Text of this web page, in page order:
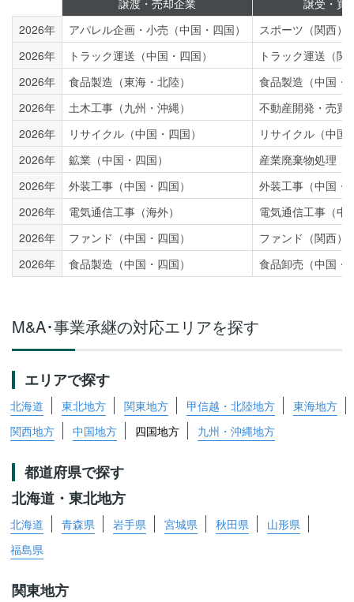
譲渡・売却企業
譲受・買
2026年
アパレル企画・小売（中国・四国）
スポーツ（関西）
2026年
トラック運送（中国・四国）
トラック運送（関
2026年
食品製造（東海・北陸）
食品製造（中国・
2026年
土木工事（九州・沖縄）
不動産開発・売買
2026年
リサイクル（中国・四国）
リサイクル（中国
2026年
鉱業（中国・四国）
産業廃棄物処理（
2026年
外装工事（中国・四国）
外装工事（中国・
2026年
電気通信工事（海外）
電気通信工事（中
2026年
ファンド（中国・四国）
ファンド（関西）
2026年
食品製造（中国・四国） 食品卸売（中国・
M&A･事業承継の対応エリアを探す
エリアで探す
北海道 東北地方 関東地方 甲信越・北陸地方
東海地方
関西地方
中国地方 四国地方 九州・沖縄地方
都道府県で探す
北海道・東北地方
北海道 青森県 岩手県 宮城県 秋田県
山形県
福島県
関東地方